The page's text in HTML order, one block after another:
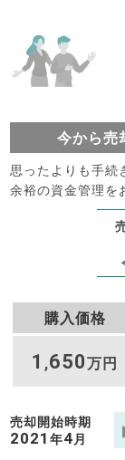
今から売
思ったよりも手続
余裕の資金管理を
購入価格
1 ,650万円
売却開始時期
2021年4 月